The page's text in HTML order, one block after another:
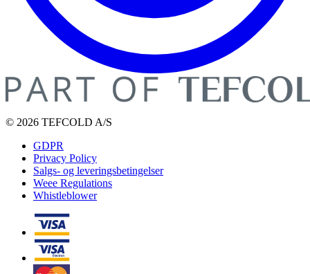
© 2026 TEFCOLD A/S
GDPR
Privacy Policy
Salgs- og leveringsbetingelser
Weee Regulations
Whistleblower